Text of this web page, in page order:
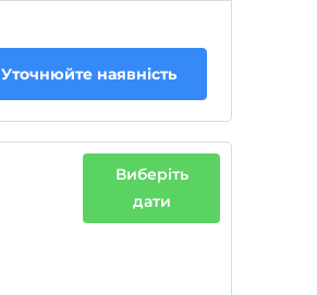
Уточнюйте наявність
Виберіть
дати